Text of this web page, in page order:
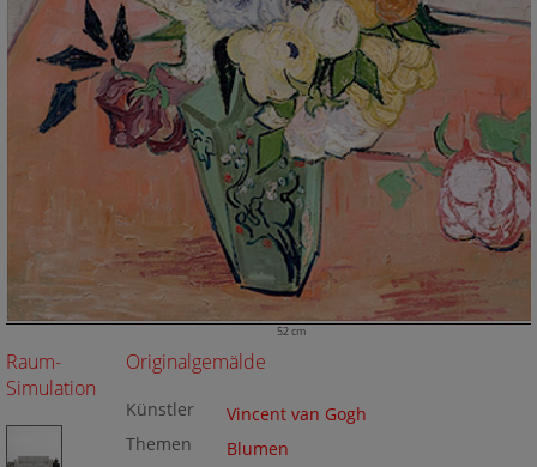
52 cm
Raum-
Simulation
Originalgemälde
Künstler
Vincent van Gogh
Themen
Blumen